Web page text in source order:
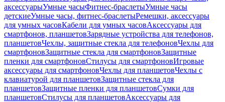
аксессуарыУмные часыФитнес-браслетыУмные часы
детскиеУмные часы, фитнес-браслетыРемешки, аксессуары
для умных часовКабели для умных часовАксессуары для
смартфонов, планшетовЗарядные устройства для телефонов,
планшетовЧехлы, защитные стекла для телефоновЧехлы для
смартфоновЗащитные стекла для смартфоновЗащитные
пленки для смартфоновСтилусы для смартфоновИгровые
аксессуары для смартфоновЧехлы для планшетовЧехлы с
клавиатурой для планшетовЗащитные стекла для
планшетовЗащитные пленки для планшетовСумки для
планшетовСтилусы для планшетовАксессуары для